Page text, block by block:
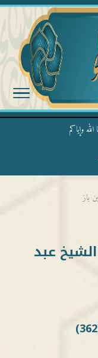
وإياكم
الأشخاص
الدرب (362) – الشيخ عبد